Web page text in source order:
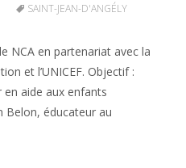
SAINT-JEAN-D'ANGÉLY
NCA en partenariat avec la
et l’UNICEF. Objectif :
aide aux enfants
Belon, éducateur au